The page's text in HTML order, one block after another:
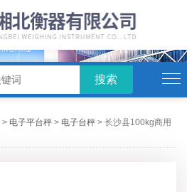
> 电子平台秤 > 电子台秤 > 长沙县100kg商用